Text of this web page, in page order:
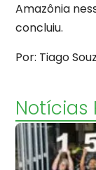
Amazônia
concluiu.
Por: Tiago
Notícias